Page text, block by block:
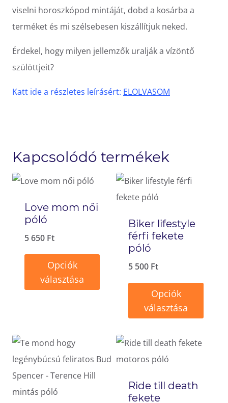
viselni horoszkópod mintáját, dobd a kosárba a
terméket és mi szélsebesen kiszállítjuk neked.
Érdekel, hogy milyen jellemzők uralják a vízöntő
szülöttjeit?
Katt ide a részletes leírásért: ELOLVASOM
Kapcsolódó termékek
Love mom női
póló
5 650 Ft
Opciók
választása
több
variációja
van.
A
Biker lifestyle
férfi fekete
póló
5 500 Ft
Opciók
választása
a
terméknek
variációja
Ride till death
fekete